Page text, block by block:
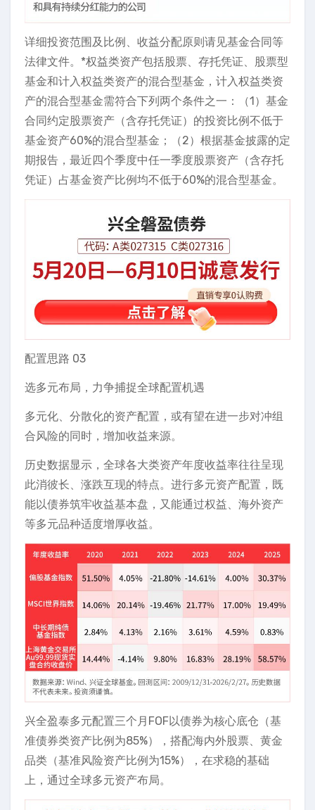
详细投资范围及比例、收益分配原则请见基金合同等
法律文件。*权益类资产包括股票、存托凭证、股票型
基金和计入权益类资产的混合型基金，计入权益类资
产的混合型基金需符合下列两个条件之一：（1）基金
合同约定股票资产（含存托凭证）的投资比例不低于
基金资产60%的混合型基金；（2）根据基金披露的定
期报告，最近四个季度中任一季度股票资产（含存托
凭证）占基金资产比例均不低于60%的混合型基金。
配置思路 03
选多元布局，力争捕捉全球配置机遇
多元化、分散化的资产配置，或有望在进一步对冲组
合风险的同时，增加收益来源。
历史数据显示，全球各大类资产年度收益率往往呈现
此消彼长、涨跌互现的特点。进行多元资产配置，既
能以债券筑牢收益基本盘，又能通过权益、海外资产
等多元品种适度增厚收益。
兴全盈泰多元配置三个月FOF以债券为核心底仓（基
准债券类资产比例为85%），搭配海内外股票、黄金
品类（基准风险资产比例为15%），在求稳的基础
上，通过全球多元资产布局。